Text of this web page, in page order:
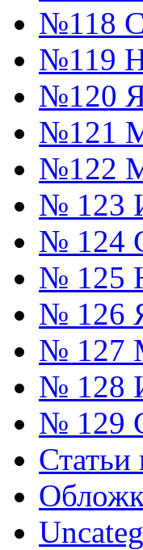
№118
№119
№120
№121
№122
№ 123
№ 124
№ 125
№ 126
№ 127
№ 128
№ 129
Статьи